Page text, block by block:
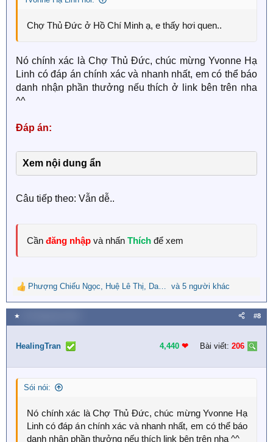
Chợ Thủ Đức ở Hồ Chí Minh ạ, e thấy hơi quen..
Nó chính xác là Chợ Thủ Đức, chúc mừng Yvonne Hạ
Linh có đáp án chính xác và nhanh nhất, em có thể báo
danh nhận phần thưởng nếu thích ở link bên trên nha
^^
Đáp án:
Xem nội dung ẩn
Câu tiếp theo: Vẫn dễ..
Cần đăng nhập và nhấn Thích để xem
R
e
a
c
i
n
s
Phượng Chiếu Ngọc, Huệ Lê Thị, Dana Lê và 5 người khác
★ #8
HealingTran 4,440 ❤︎ Bài viết: 206
Sói nói:
Nó chính xác là Chợ Thủ Đức, chúc mừng Yvonne Hạ
Linh có đáp án chính xác và nhanh nhất, em có thể báo
danh nhận phần thưởng nếu thích link bên trên nha ^^